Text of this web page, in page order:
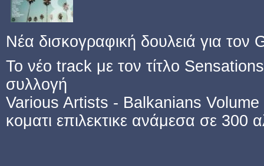
Νέα δισκογραφική δουλειά για τον
Το νέο track με τον τίτλο
συλλογή
Various Artists - Balkanians
κοματι επιλεκτικε ανάμεσα σε 300